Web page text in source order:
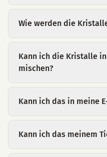
Wie werden die
Kann ich die Kristalle
mischen?
Kann ich das in meine
Kann ich das meinem